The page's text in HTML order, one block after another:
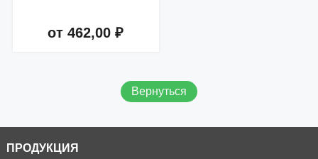
от 462,00 ₽
Вернуться
ПРОДУКЦИЯ